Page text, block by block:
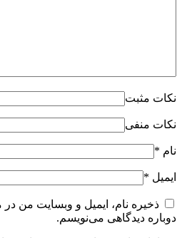
نکات مثبت
نکات منفی
نام *
ایمیل *
ذخیره نام، ایمیل و وبسایت من
دوباره دیدگاهی می‌نویسم.